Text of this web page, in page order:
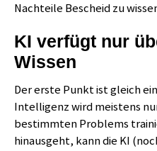
Nachteile Bescheid zu
KI verfügt nur
Wissen
Der erste Punkt ist gleich
Intelligenz wird meistens
bestimmten Problems
hinausgeht, kann die KI